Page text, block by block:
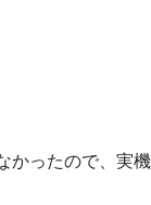
かったので、実機